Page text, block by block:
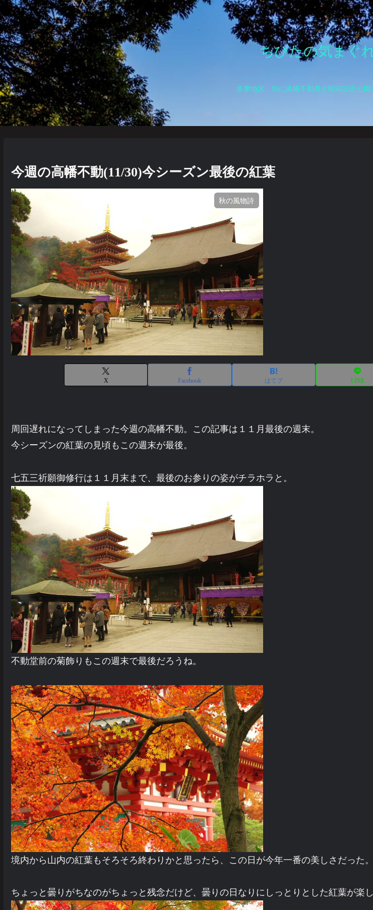
ちびたの気まぐ
多摩地区、特に高幡不動尊と昭和記念公
今週の高幡不動(11/30)今シーズン最後の紅葉
秋の風物詩
X Facebook はてブ LINE
周回遅れになってしまった今週の高幡不動。この記事は１１月最後の週末。
今シーズンの紅葉の見頃もこの週末が最後。
七五三祈願御修行は１１月末まで、最後のお参りの姿がチラホラと。
不動堂前の菊飾りもこの週末で最後だろうね。
境内から山内の紅葉もそろそろ終わりかと思ったら、この日が今年一番の美しさだった。
ちょっと曇りがちなのがちょっと残念だけど、曇りの日なりにしっとりとした紅葉が楽し